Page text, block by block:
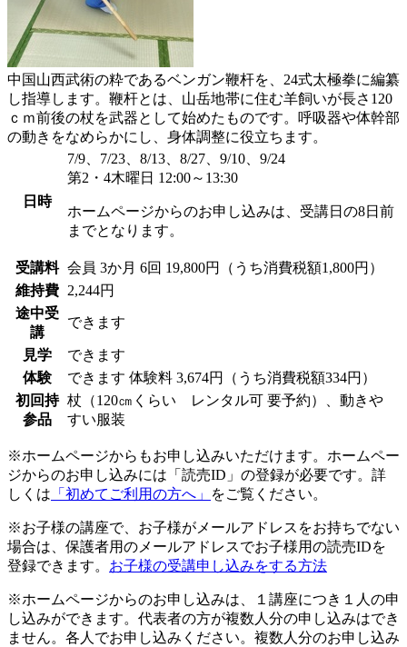
中国山西武術の粋であるベンガン鞭杆を、24式太極拳に編纂
し指導します。鞭杆とは、山岳地帯に住む羊飼いが長さ120
ｃｍ前後の杖を武器として始めたものです。呼吸器や体幹部
の動きをなめらかにし、身体調整に役立ちます。
日時
7/9、7/23、8/13、8/27、9/10、9/24
第2・4木曜日 12:00～13:30
ホームページからのお申し込みは、受講日の8日前
までとなります。
受講料 会員 3か月 6回 19,800円（うち消費税額1,800円）
維持費
2,244円
途中受
講
できます
見学
できます
体験
できます 体験料 3,674円（うち消費税額334円）
初回持
参品
杖（120㎝くらい レンタル可 要予約）、動きや
すい服装
※ホームページからもお申し込みいただけます。ホームペー
ジからのお申し込みには「読売ID」の登録が必要です。詳
しくは 「初めてご利用の方へ」 をご覧ください。
※お子様の講座で、お子様がメールアドレスをお持ちでない
場合は、保護者用のメールアドレスでお子様用の読売IDを
登録できます。 お子様の受講申し込みをする方法
※ホームページからのお申し込みは、１講座につき１人の申
し込みができます。代表者の方が複数人分の申し込みはでき
ません。各人でお申し込みください。複数人分のお申し込み